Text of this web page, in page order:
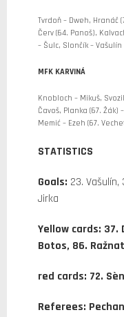
Tvrdoň – Dweh, Hranáč
Červ (64. Panoš),
– Šulc, Slončík – Vašulín
MFK KARVINÁ
Knobloch – Mikuš,
Čavoš, Planka (67. Žák)
Memić – Ezeh (67.
STATISTICS
Goals: 23. Vašulín,
Jirka
Yellow cards: 37.
Botos, 86.
red cards: 72.
Referees: